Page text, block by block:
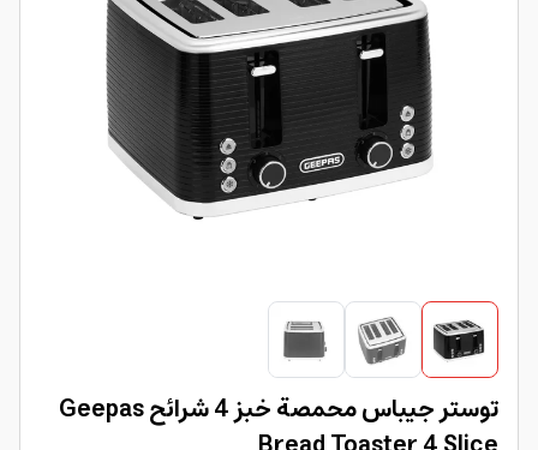
توستر جيباس محمصة خبز 4 شرائح Geepas